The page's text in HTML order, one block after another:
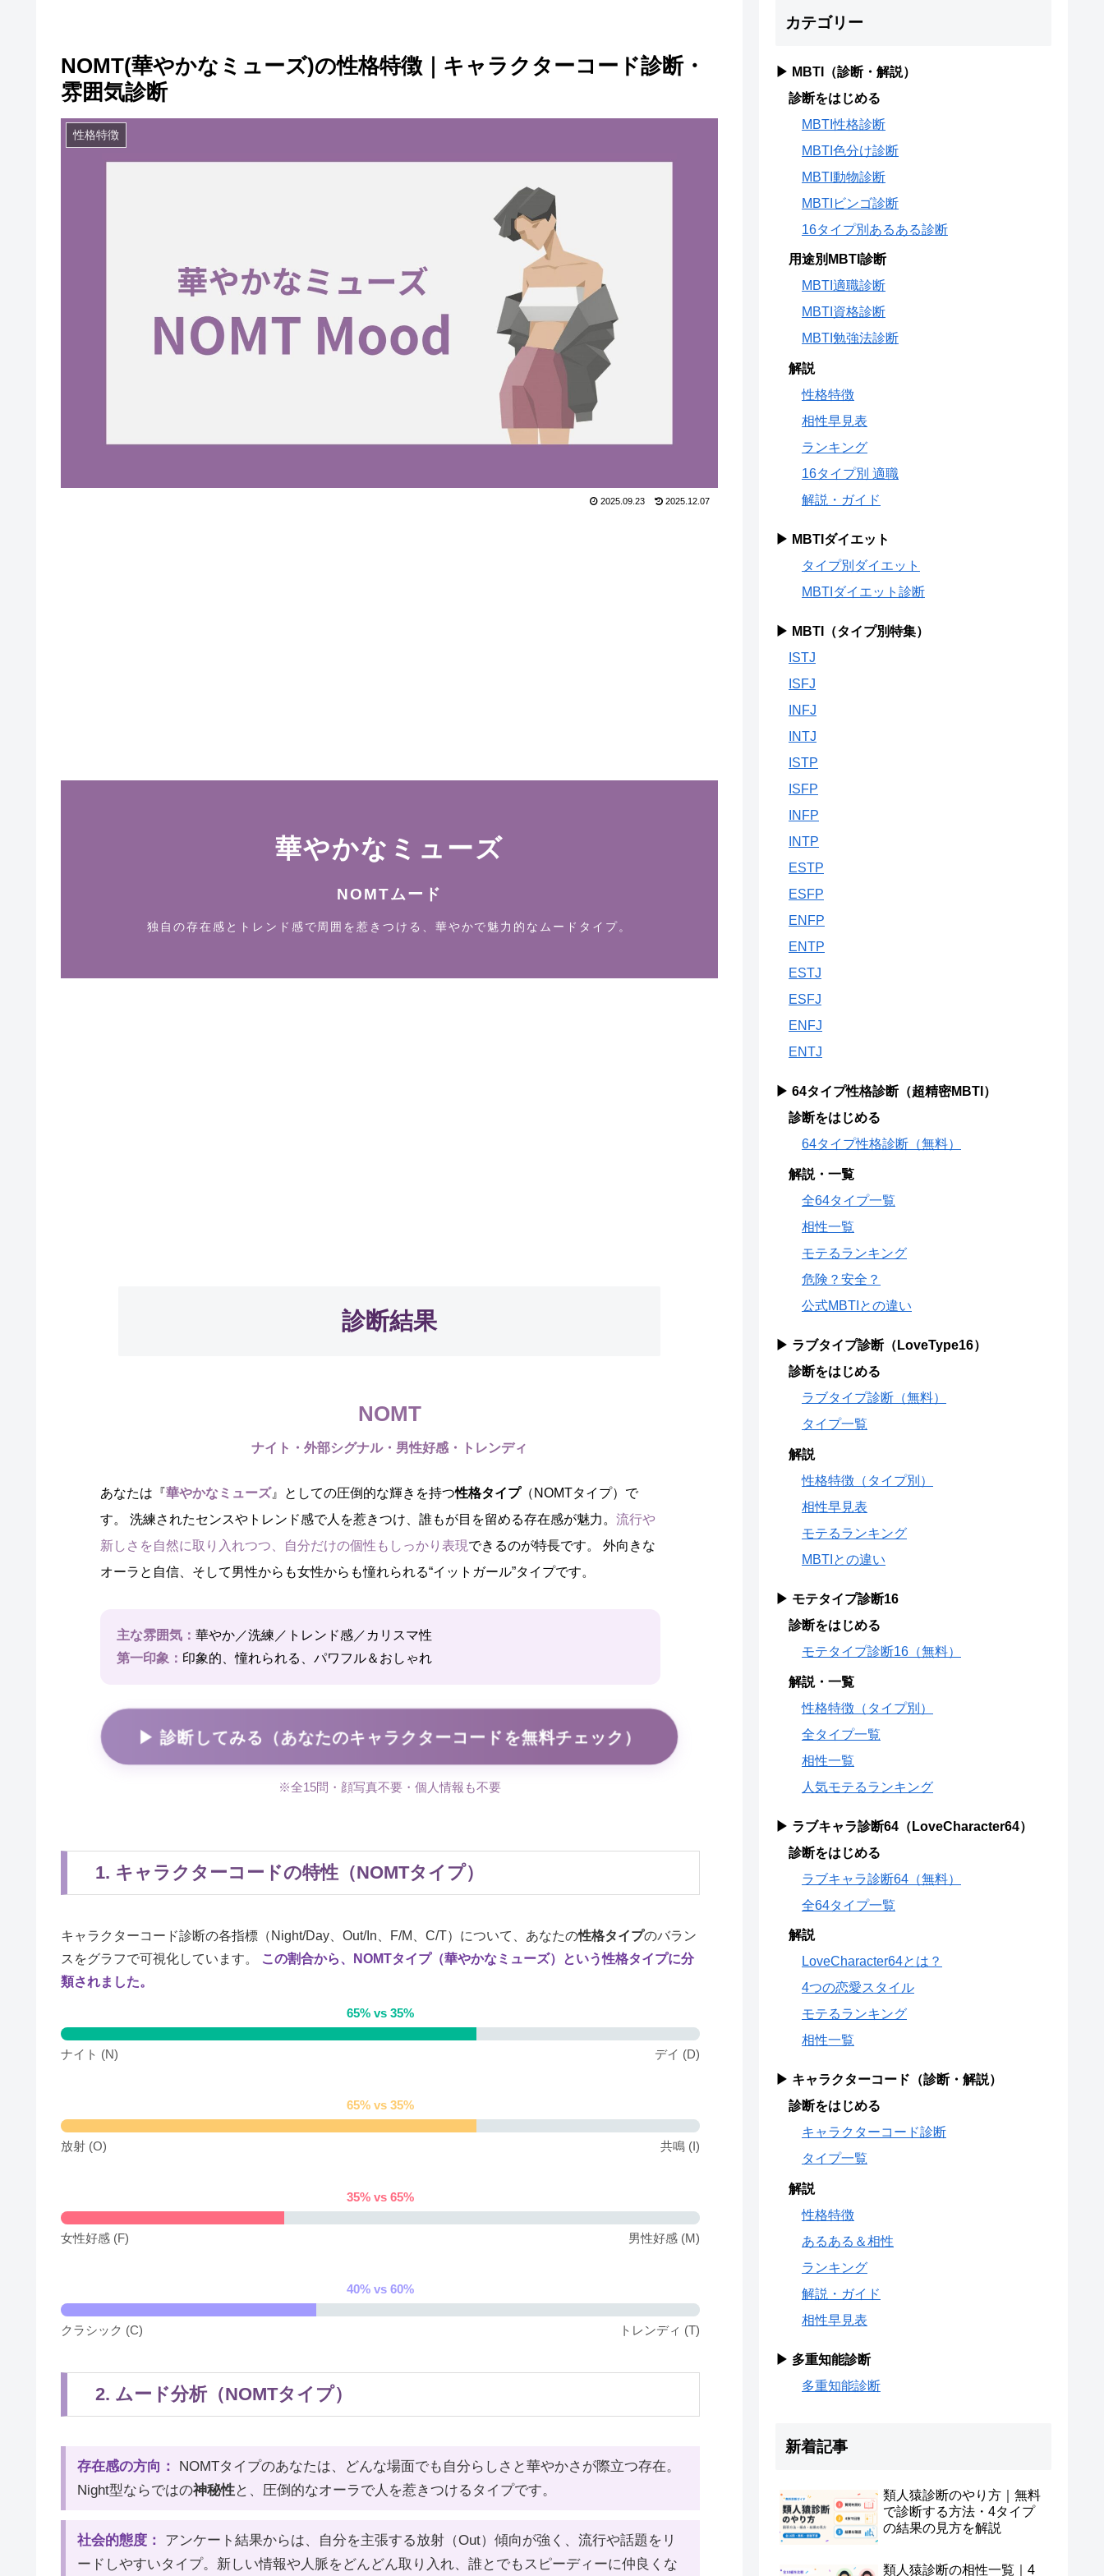
NOMT(華やかなミューズ)の性格特徴｜キャラクターコード診断・
雰囲気診断
性格特徴
2025.09.23 2025.12.07
華やかなミューズ
NOMTムード
独自の存在感とトレンド感で周囲を惹きつける、華やかで魅力的なムードタイプ。
診断結果
NOMT
ナイト・外部シグナル・男性好感・トレンディ
あなたは『華やかなミューズ』としての圧倒的な輝きを持つ性格タイプ（NOMTタイプ）で
す。 洗練されたセンスやトレンド感で人を惹きつけ、誰もが目を留める存在感が魅力。 流行や
新しさを自然に取り入れつつ、自分だけの個性もしっかり表現できるのが特長です。 外向きな
オーラと自信、そして男性からも女性からも憧れられる“イットガール”タイプです。
主な雰囲気： 華やか／洗練／トレンド感／カリスマ性
第一印象： 印象的、憧れられる、パワフル＆おしゃれ
▶ 診断してみる（あなたのキャラクターコードを無料チェック）
※全15問・顔写真不要・個人情報も不要
1. キャラクターコードの特性（NOMTタイプ）
キャラクターコード診断の各指標（Night/Day、Out/In、F/M、C/T）について、あなたの性格タイプのバラン
スをグラフで可視化しています。
この割合から、NOMTタイプ（華やかなミューズ）という性格タイプに分
類されました。
65% vs 35%
ナイト (N) デイ (D)
65% vs 35%
放射 (O) 共鳴 (I)
35% vs 65%
女性好感 (F) 男性好感 (M)
40% vs 60%
クラシック (C) トレンディ (T)
2. ムード分析（NOMTタイプ）
存在感の方向：
NOMTタイプのあなたは、どんな場面でも自分らしさと華やかさが際立つ存在。
Night型ならではの神秘性と、圧倒的なオーラで人を惹きつけるタイプです。
社会的態度：
アンケート結果からは、自分を主張する放射（Out）傾向が強く、流行や話題をリ
ードしやすいタイプ。新しい情報や人脈をどんどん取り入れ、誰とでもスピーディーに仲良くな
カテゴリー
▶ MBTI（診断・解説）
診断をはじめる
MBTI性格診断
MBTI色分け診断
MBTI動物診断
MBTIビンゴ診断
16タイプ別あるある診断
用途別MBTI診断
MBTI適職診断
MBTI資格診断
MBTI勉強法診断
解説
性格特徴
相性早見表
ランキング
16タイプ別 適職
解説・ガイド
▶ MBTIダイエット
タイプ別ダイエット
MBTIダイエット診断
▶ MBTI（タイプ別特集）
ISTJ
ISFJ
INFJ
INTJ
ISTP
ISFP
INFP
INTP
ESTP
ESFP
ENFP
ENTP
ESTJ
ESFJ
ENFJ
ENTJ
▶ 64タイプ性格診断（超精密MBTI）
診断をはじめる
64タイプ性格診断（無料）
解説・一覧
全64タイプ一覧
相性一覧
モテるランキング
危険？安全？
公式MBTIとの違い
▶ ラブタイプ診断（LoveType16）
診断をはじめる
ラブタイプ診断（無料）
タイプ一覧
解説
性格特徴（タイプ別）
相性早見表
モテるランキング
MBTIとの違い
▶ モテタイプ診断16
診断をはじめる
モテタイプ診断16（無料）
解説・一覧
性格特徴（タイプ別）
全タイプ一覧
相性一覧
人気モテるランキング
▶ ラブキャラ診断64（LoveCharacter64）
診断をはじめる
ラブキャラ診断64（無料）
全64タイプ一覧
解説
LoveCharacter64とは？
4つの恋愛スタイル
モテるランキング
相性一覧
▶ キャラクターコード（診断・解説）
診断をはじめる
キャラクターコード診断
タイプ一覧
解説
性格特徴
あるある＆相性
ランキング
解説・ガイド
相性早見表
▶ 多重知能診断
多重知能診断
新着記事
類人猿診断のやり方｜無料
で診断する方法・4タイプ
の結果の見方を解説
類人猿診断の相性一覧｜4